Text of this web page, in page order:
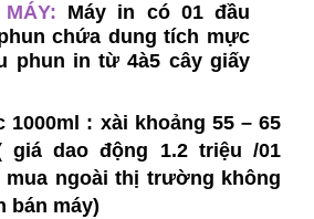
Máy in có 01 đầu
chứa dung tích mực
phun in từ 4à5 cây giấy
1000ml : xài khoảng 55 – 65
giá dao động 1.2 triệu /01
mua ngoài thị trường không
bán máy)